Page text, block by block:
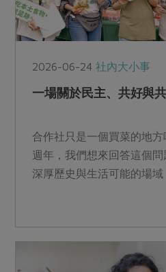
2026-06-24社內大小事
一場關於民主、共好與
合作社只是一個買菜的地
週年，我們想來回答這個
深厚歷史與生活可能的場域